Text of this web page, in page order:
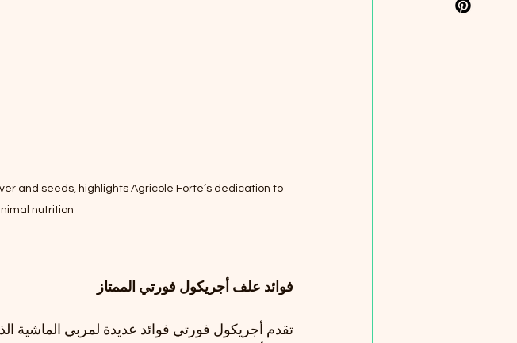
and seeds, highlights Agricole Forte’s dedication to
nutrition.
فوائد علف أجريكول فورتي الممتاز
تقدم أجريكول فورتي فوائد عديدة لمربي الماشية